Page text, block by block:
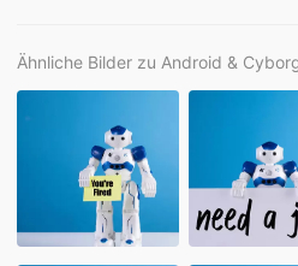
Ähnliche Bilder zu Android &